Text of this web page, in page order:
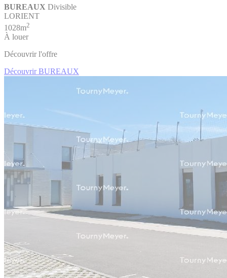
BUREAUX Divisible
LORIENT
1028m2
À louer
Découvrir l'offre
Découvrir BUREAUX